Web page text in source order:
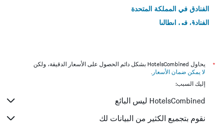
الفنادق في المملكة المتحدة
الفنادق في إيطاليا
*
يحاول HotelsCombined بشكل دائم الحصول على الأسعار الدقيقة، ولكن
لا يمكن ضمان الأسعار .
إليك السبب:
HotelsCombined ليس البائع
نقوم بتجميع الكثير من البيانات لك